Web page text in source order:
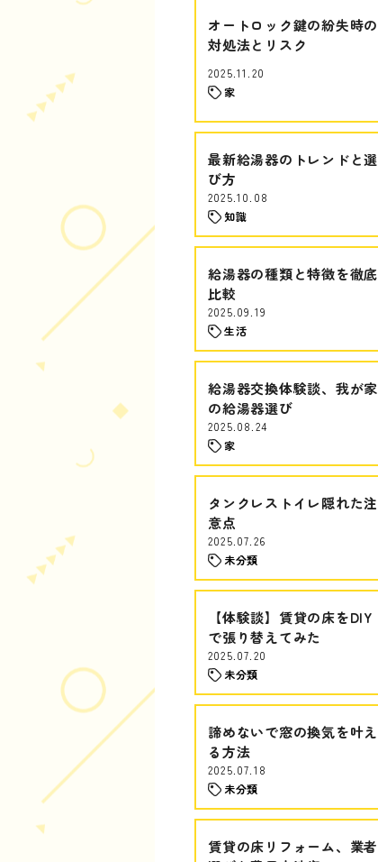
オートロック鍵の紛失時の
対処法とリスク
2025.11.20
家
最新給湯器のトレンドと選
び方
2025.10.08
知識
給湯器の種類と特徴を徹底
比較
2025.09.19
生活
給湯器交換体験談、我が家
の給湯器選び
2025.08.24
家
タンクレストイレ隠れた注
意点
2025.07.26
未分類
【体験談】賃貸の床をDIY
で張り替えてみた
2025.07.20
未分類
諦めないで窓の換気を叶え
る方法
2025.07.18
未分類
賃貸の床リフォーム、業者